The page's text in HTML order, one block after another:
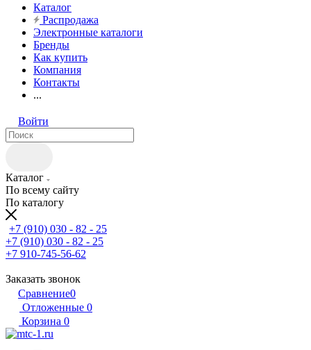
Каталог
Распродажа
Электронные каталоги
Бренды
Как купить
Компания
Контакты
...
Войти
Каталог
По всему сайту
По каталогу
+7 (910) 030 - 82 - 25
+7 (910) 030 - 82 - 25
+7 910-745-56-62
Заказать звонок
Сравнение0
Отложенные 0
Корзина 0